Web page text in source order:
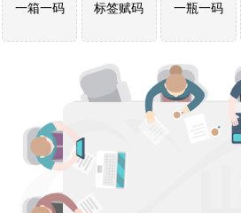
一箱一码 标签赋码 一瓶一码